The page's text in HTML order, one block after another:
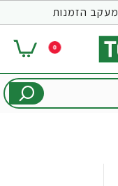
מעקב הזמנות
0